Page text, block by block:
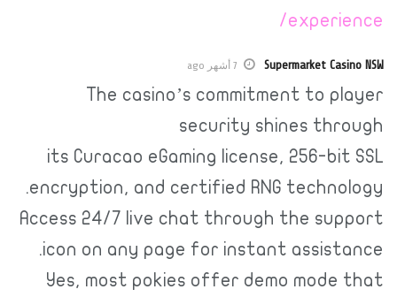
Supermarket 7 أشهر ago
The casino’s commitment to
security shines
its Curacao eGaming license, 256-
encryption, and certified RNG
Access 24/7 live chat through the
icon on any page for instant
Yes, most pokies offer demo